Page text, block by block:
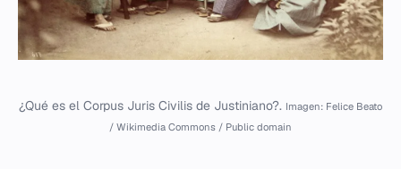
¿Qué es el Corpus Juris Civilis de Justiniano?. Imagen: Felice Beato
/ Wikimedia Commons / Public domain